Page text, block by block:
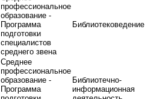
профессиональное
образование -
Программа
подготовки
специалистов
среднего звена
Библиотековедение
Среднее
профессиональное
образование -
Программа
Библиотечно-
информационная